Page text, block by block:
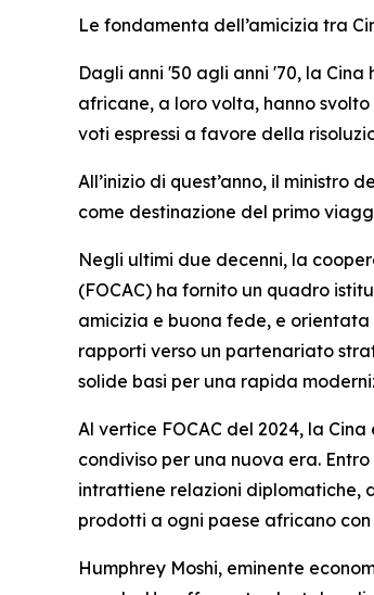
Le fondamenta dell’amicizia tra
Dagli anni '50 agli anni '70, la
africane, a loro volta, hanno
voti espressi a favore della
All’inizio di quest’anno, il
come destinazione del primo
Negli ultimi due decenni, la
(FOCAC) ha fornito un quadro
amicizia e buona fede, e
rapporti verso un partenariato
solide basi per una rapida
Al vertice FOCAC del 2024, la
condiviso per una nuova era.
intrattiene relazioni diplomatiche,
prodotti a ogni paese africano
Humphrey Moshi, eminente